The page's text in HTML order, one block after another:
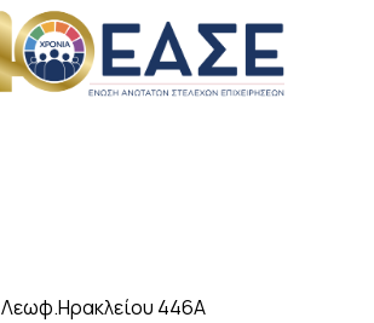
Λεωφ.Ηρακλείου 446A